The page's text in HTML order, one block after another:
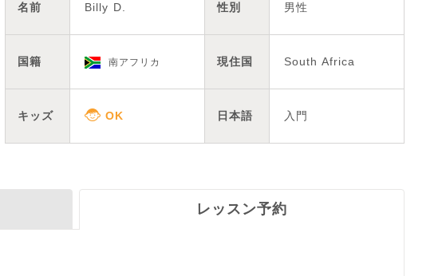
名前 Billy D. 性別 男性
国籍 南アフリカ 現住国 South Africa
キッズ 日本語 入門
レッスン予約